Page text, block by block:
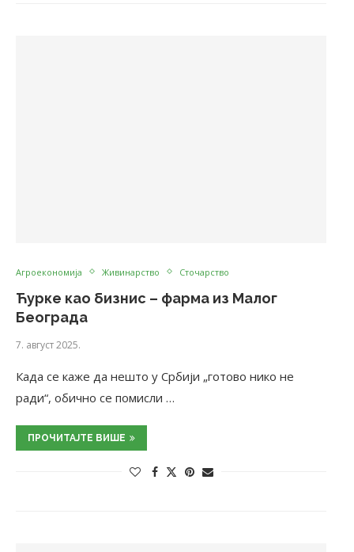
Агроекономија Живинарство Сточарство
Ћурке као бизнис – фарма из Малог
Београда
7. август 2025.
Када се каже да нешто у Србији „готово нико не
ради“, обично се помисли …
ПРОЧИТАЈТЕ ВИШЕ